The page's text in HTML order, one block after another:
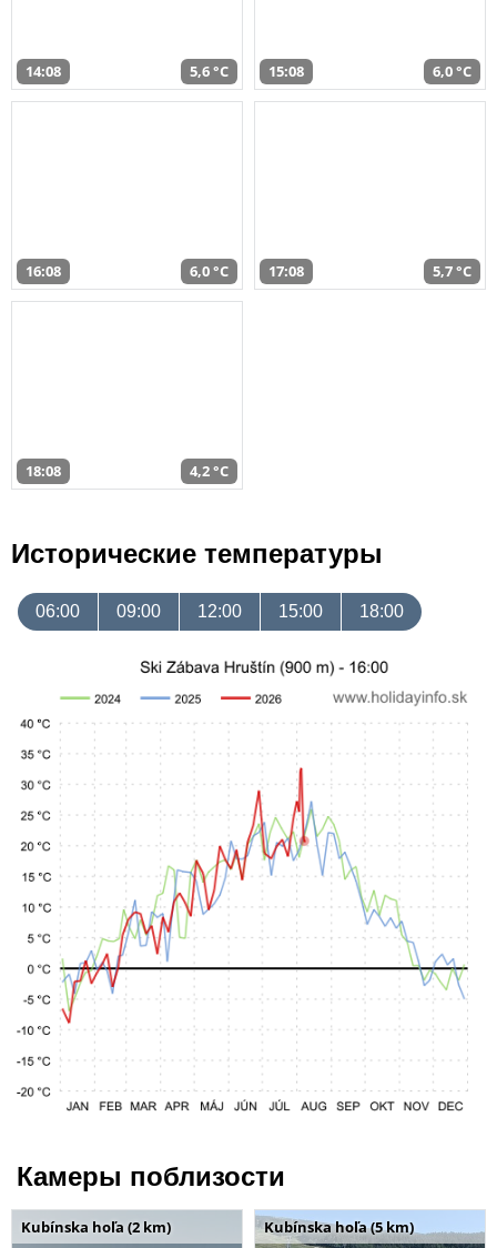
14:08 5,6 °C 15:08 6,0 °C
16:08 6,0 °C 17:08 5,7 °C
18:08 4,2 °C
Исторические температуры
06:00 09:00 12:00 15:00 18:00
Камеры поблизости
Kubínska hoľa (2 km) Kubínska hoľa (5 km)